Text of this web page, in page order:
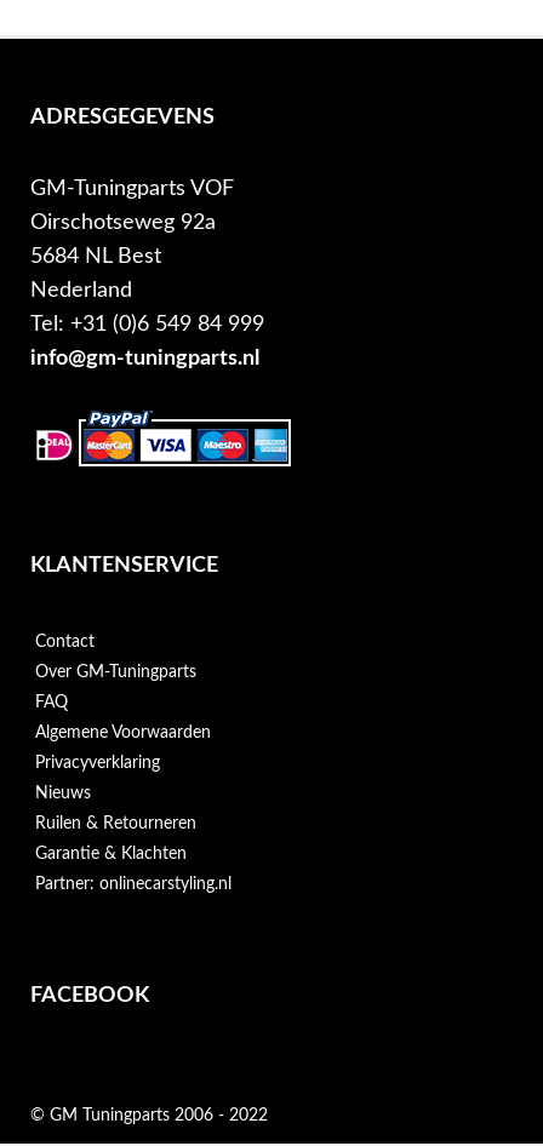
ADRESGEGEVENS
GM-Tuningparts VOF
Oirschotseweg 92a
5684 NL Best
Nederland
Tel: +31 (0)6 549 84 999
info@gm-tuningparts.nl
KLANTENSERVICE
Contact
Over GM-Tuningparts
FAQ
Algemene Voorwaarden
Privacyverklaring
Nieuws
Ruilen & Retourneren
Garantie & Klachten
Partner: onlinecarstyling.nl
FACEBOOK
© GM Tuningparts 2006 - 2022